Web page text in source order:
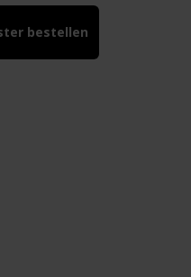
bestellen